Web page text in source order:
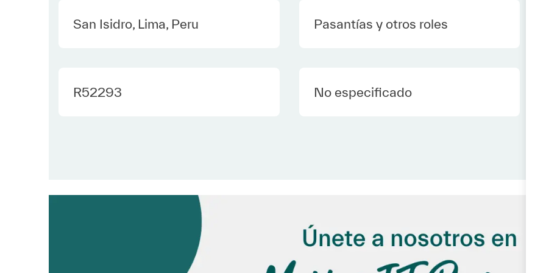
Location
San Isidro, Lima, Peru Category
Pasantías y otros roles
Required Id
R52293 Employee Type Spanish
No especificado